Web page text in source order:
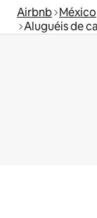
Airbnb México
Aluguéis de